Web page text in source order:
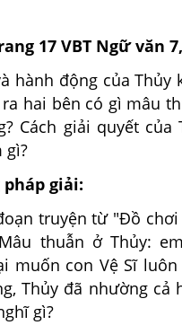
17 VBT Ngữ văn
hành động của Thủy
hai bên có gì mâu
Cách giải quyết
gì?
giải:
truyện từ "Đồ
thuẫn ở Thủy:
muốn con Vệ Sĩ
Thủy đã nhường
gì?